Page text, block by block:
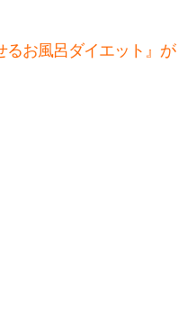
るお風呂ダイエット』が